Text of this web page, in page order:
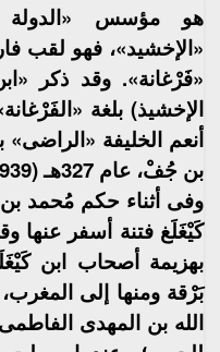
هو مؤسس «الدولة
«الإخشيد»، فهو لقب
«فَرْغانة». وقد ذكر
الإخشيذ) بلغة
أنعم الخليفة
بن جُفْ، عام 327هـ (939م) فى ولايته الثانية على مِصر.
وفى أثناء حكم مُحمد
كَيْغَلَغ فتنة أسفر عنها
بهزيمة أصحاب ابن
بَرْقة ومنها إلى
الله بن المهدى